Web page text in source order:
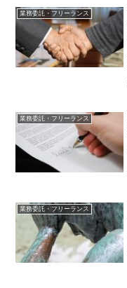
業務委託・フリーランス
業務委託・フリーランス
業務委託・フリーランス